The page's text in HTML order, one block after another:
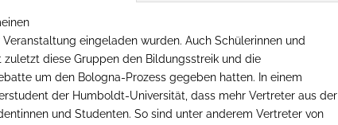
eingeladen wurden. Auch Schülerinnen und
diese Gruppen den Bildungsstreik und die
um den Bologna-Prozess gegeben hatten. In einem
der Humboldt-Universität, dass mehr Vertreter aus der
und Studenten. So sind unter anderem Vertreter von